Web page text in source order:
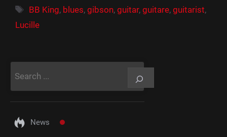
Étiquettes
BB King, blues,gibson,guitar,guitare,guitarist,
Lucille
News